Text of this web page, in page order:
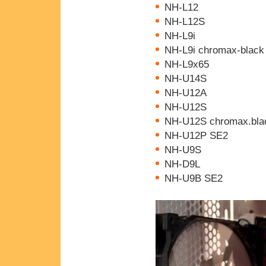
NH-L12
NH-L12S
NH-L9i
NH-L9i chromax-black
NH-L9x65
NH-U14S
NH-U12A
NH-U12S
NH-U12S
NH-U12P SE2
NH-U9S
NH-D9L
NH-U9B SE2